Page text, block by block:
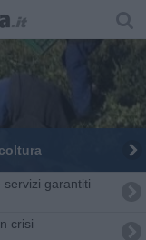
garantiti
crisi